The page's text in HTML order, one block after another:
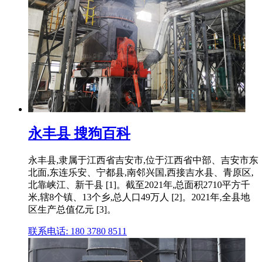
永丰县 搜狗百科
永丰县,隶属于江西省吉安市,位于江西省中部、吉安市东
北面,东连乐安、宁都县,南邻兴国,西接吉水县、青原区,
北靠峡江、新干县 [1]。截至2021年,总面积2710平方千
米,辖8个镇、13个乡,总人口49万人 [2]。2021年,全县地
区生产总值亿元 [3]。
联系电话: 180 3780 8511